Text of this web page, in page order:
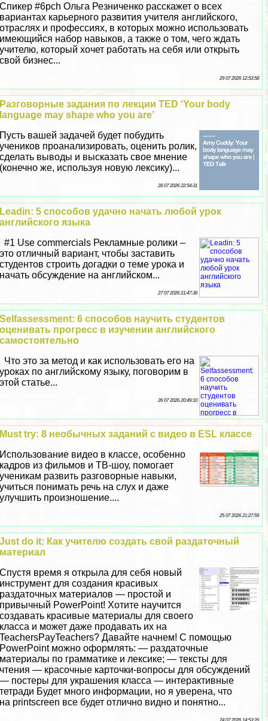
Спикер #6pch Ольга Резниченко расскажет о всех
вариантах карьерного развития учителя английского,
отраслях и профессиях, в которых можно использовать
имеющийся набор навыков, а также о том, чего ждать
учителю, который хочет работать на себя или открыть
свой бизнес...
29 07 2026 12:53:58
Разговорные задания по лекции TED ‘Your body
language may shape who you are’
Пусть вашей задачей будет побудить
учеников проанализировать, оценить ролик,
сделать выводы и высказать свое мнение
(конечно же, используя новую лексику)...
28 07 2026 22:54:31
Leadin: 5 способов удачно начать любой урок
английского языка
#1 Use commercials Рекламные ролики –
это отличный вариант, чтобы заставить
студентов строить догадки о теме урока и
начать обсуждение на английском...
27 07 2026 21:47:36
Selfassessment: 6 способов научить студентов
оценивать прогресс в изучении английского
самостоятельно
Что это за метод и как использовать его на
уроках по английскому языку, поговорим в
этой статье...
26 07 2026 20:49:10
Must try: 8 необычных заданий с видео в ESL классе
Использование видео в классе, особенно
кадров из фильмов и ТВ-шоу, помогает
ученикам развить разговорные навыки,
учиться понимать речь на слух и даже
улучшить произношение....
25 07 2026 21:27:59
Just do it: Как учителю создать свой раздаточный
материал
Спустя время я открыла для себя новый
инструмент для создания красивых
раздаточных материалов — простой и
привычный PowerPoint! Хотите научится
создавать красивые материалы для своего
класса и может даже продавать их на
TeachersPayTeachers? Давайте начнем! С помощью
PowerPoint можно оформлять: — раздаточные
материалы по грамматике и лексике; — тексты для
чтения — красочные карточки-вопросы для обсуждений
— постеры для украшения класса — интеpaктивные
тетради Будет много информации, но я уверена, что
на printscreen все будет отлично видно и понятно...